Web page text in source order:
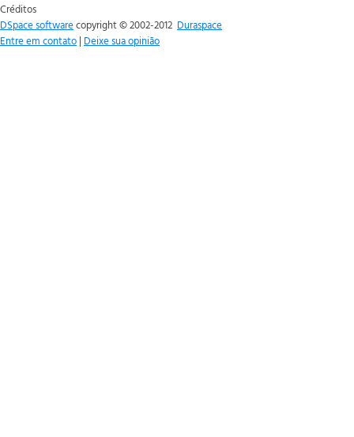
Créditos
DSpace softwarecopyright © 2002-2012 Duraspace
Entre em contato | Deixe sua opinião